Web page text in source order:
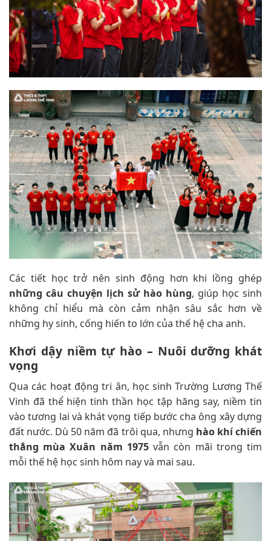
Các tiết học trở nên sinh động hơn khi lồng ghép
những câu chuyện lịch sử hào hùng, giúp học sinh
không chỉ hiểu mà còn cảm nhận sâu sắc hơn về
những hy sinh, cống hiến to lớn của thế hệ cha anh.
Khơi dậy niềm tự hào – Nuôi dưỡng khát
vọng
Qua các hoạt động tri ân, học sinh Trường Lương Thế
Vinh đã thể hiện tinh thần học tập hăng say, niềm tin
vào tương lai và khát vọng tiếp bước cha ông xây dựng
đất nước. Dù 50 năm đã trôi qua, nhưng hào khí chiến
thắng mùa Xuân năm 1975vẫn còn mãi trong tim
mỗi thế hệ học sinh hôm nay và mai sau.